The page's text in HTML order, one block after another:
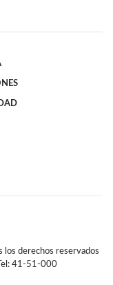
los derechos reservados
41-51-000